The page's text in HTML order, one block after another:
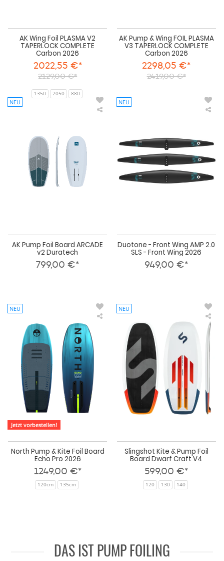
AK Wing Foil PLASMA V2
TAPERLOCK COMPLETE
Carbon 2026
2022,55 €*
2129,00 €*
1350 2050 880
AK Pump & Wing FOIL PLASMA
V3 TAPERLOCK COMPLETE
Carbon 2026
2298,05 €*
2419,00 €*
NEU
AK Pump Foil Board ARCADE
v2 Duratech
799,00 €*
Board
NEU
Duotone - Front Wing AMP 2.0
SLS - Front Wing 2026
949,00 €*
2.0
-
Jetzt vorbestellen!
NEU
North Pump & Kite Foil Board
Echo Pro 2026
1249,00 €*
120cm 135cm
NEU
Slingshot Kite & Pump Foil
Board Dwarf Craft V4
599,00 €*
120 130 140
DAS IST PUMP FOILING